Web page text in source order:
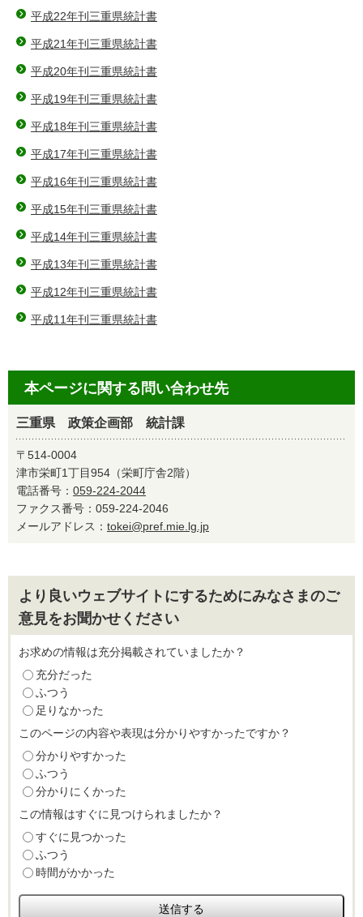
平成22年刊三重県統計書
平成21年刊三重県統計書
平成20年刊三重県統計書
平成19年刊三重県統計書
平成18年刊三重県統計書
平成17年刊三重県統計書
平成16年刊三重県統計書
平成15年刊三重県統計書
平成14年刊三重県統計書
平成13年刊三重県統計書
平成12年刊三重県統計書
平成11年刊三重県統計書
本ページに関する問い合わせ先
三重県 政策企画部 統計課
〒514-0004
津市栄町1丁目954（栄町庁舎2階）
電話番号： 059-224-2044
ファクス番号：059-224-2046
メールアドレス： tokei@pref.mie.lg.jp
より良いウェブサイトにするためにみなさまのご
意見をお聞かせください
お求めの情報は充分掲載されていましたか？
充分だった
ふつう
足りなかった
このページの内容や表現は分かりやすかったですか？
分かりやすかった
ふつう
分かりにくかった
この情報はすぐに見つけられましたか？
すぐに見つかった
ふつう
時間がかかった